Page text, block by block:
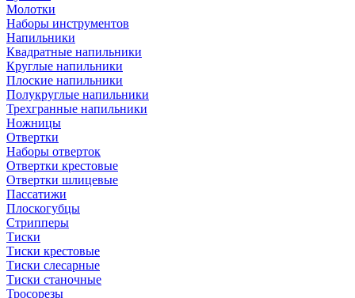
Молотки
Наборы инструментов
Напильники
Квадратные напильники
Круглые напильники
Плоские напильники
Полукруглые напильники
Трехгранные напильники
Ножницы
Отвертки
Наборы отверток
Отвертки крестовые
Отвертки шлицевые
Пассатижи
Плоскогубцы
Стрипперы
Тиски
Тиски крестовые
Тиски слесарные
Тиски станочные
Тросорезы